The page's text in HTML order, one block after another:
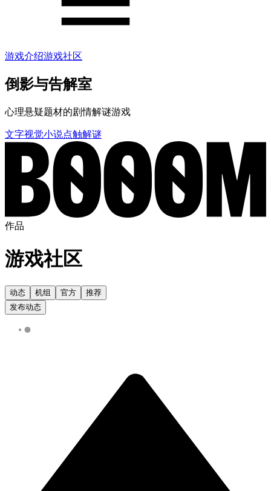
游戏介绍游戏社区
倒影与告解室
心理悬疑题材的剧情解谜游戏
文字视觉小说点触解谜
作品
游戏社区
动态 机组 官方
推荐
发布动态